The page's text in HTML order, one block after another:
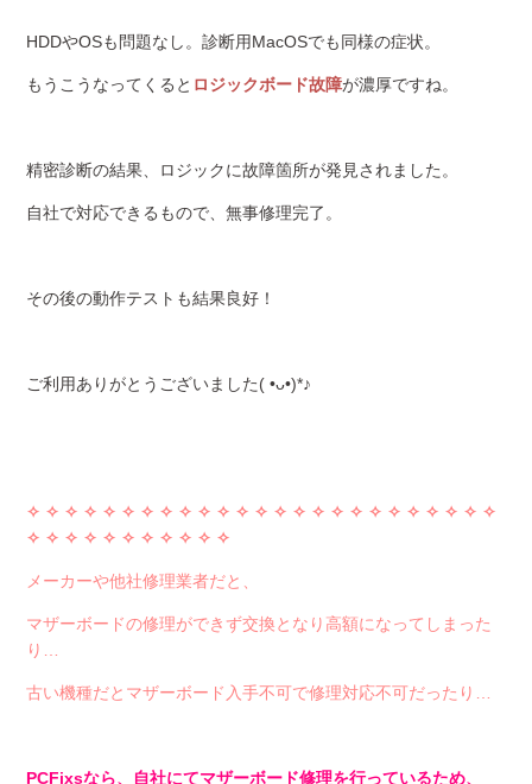
HDDやOSも問題なし。診断用MacOSでも同様の症状。
もうこうなってくると ロジックボード故障が濃厚ですね。
精密診断の結果、ロジックに故障箇所が発見されました。
自社で対応できるもので、無事修理完了。
その後の動作テストも結果良好！
ご利用ありがとうございました( •ᴗ•)*♪
✧ ✧ ✧ ✧ ✧ ✧ ✧ ✧ ✧ ✧ ✧ ✧ ✧ ✧ ✧ ✧ ✧ ✧ ✧ ✧ ✧ ✧ ✧ ✧ ✧
✧ ✧ ✧ ✧ ✧ ✧ ✧ ✧ ✧ ✧ ✧
メーカーや他社修理業者だと、
マザーボードの修理ができず交換となり高額になってしまった
り…
古い機種だとマザーボード入手不可で修理対応不可だったり…
PCFixsなら、自社にてマザーボード修理を行っているため、